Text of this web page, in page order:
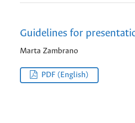
Guidelines for
Marta Zambrano
PDF (English)